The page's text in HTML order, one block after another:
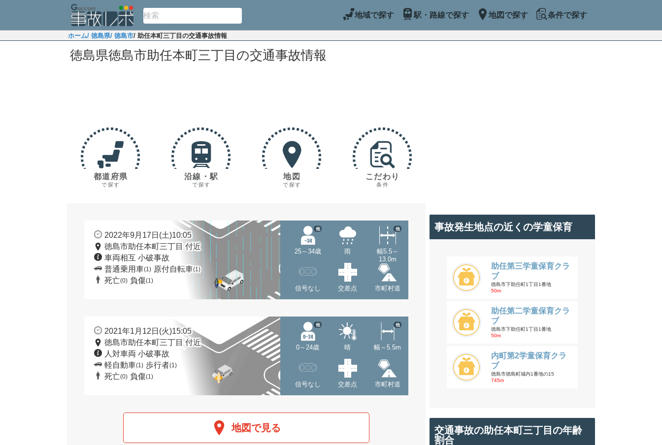
地域で探す 駅・路線で探す 地図で探す 条件で探す
ホーム/ 徳島県/ 徳島市/ 助任本町三丁目の交通事故情報
徳島県徳島市助任本町三丁目の交通事故情報
都道府県
で探す
沿線・駅
で探す
地図
で探す
こだわり
条件
2022年9月17日(土)10:05
徳島市助任本町三丁目 付近
車両相互 小破事故
普通乗用車(1) 原付自転車(1)
死亡(0) 負傷(1)
25～34歳
他
雨
幅5.5～
13.0m
他
信号なし 交差点 市町村道
2021年1月12日(火)15:05
徳島市助任本町三丁目 付近
人対車両 小破事故
軽自動車(1) 歩行者(1)
死亡(0) 負傷(1)
0～24歳
他
晴 幅～5.5m
他
信号なし 交差点 市町村道
地図で見る
事故発生地点の近くの学童保育
助任第三学童保育クラ
ブ
徳島市下助任町1丁目1番地
50m
助任第二学童保育クラ
ブ
徳島市下助任町1丁目1番地
50m
内町第2学童保育クラ
ブ
徳島市徳島町城内1番地の15
745m
交通事故の助任本町三丁目の年齢
割合